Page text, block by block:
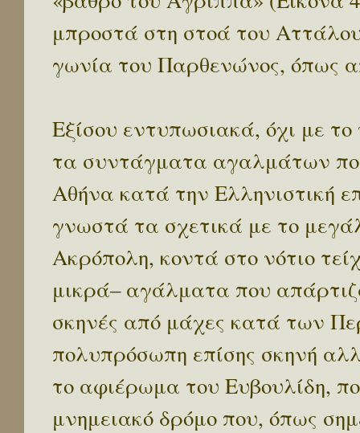
μπροστά στη στοά του
γωνία του Παρθενώνος, όπως
Εξίσου εντυπωσιακά, όχι με
τα συντάγματα αγαλμάτων
Αθήνα κατά την Ελληνιστική
γνωστά τα σχετικά με το
Ακρόπολη, κοντά στο νότιο
μικρά– αγάλματα που
σκηνές από μάχες κατά των
πολυπρόσωπη επίσης σκηνή
το αφιέρωμα του Ευβουλίδη,
μνημειακό δρόμο που, όπως